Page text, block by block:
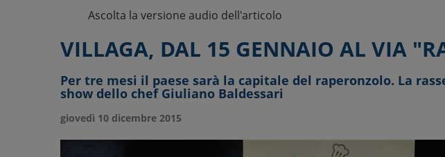
Ascolta la versione audio dell'articolo
VILLAGA, DAL 15 GENNAIO AL VIA
Per tre mesi il paese sarà la capitale del raperonzolo. La
show dello chef Giuliano Baldessari
giovedì 10 dicembre 2015